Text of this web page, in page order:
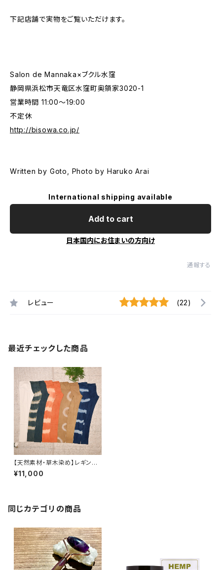
下記店舗で実物をご覧いただけます。
Salon de Mannaka×ブクル水窪
静岡県浜松市天竜区水窪町奥領家3020-1
営業時間 11:00〜19:00
不定休
http://bisowa.co.jp/
Written by Goto, Photo by Haruko Arai
International shipping available
Add to cart
日本国内にお住まいの方向け
通報する
レビュー (22)
最近チェックした商品
【天然素材・草木染め】レギンス
ヘンプコットン レディース オー
ガニック
¥11,000
同じカテゴリの商品